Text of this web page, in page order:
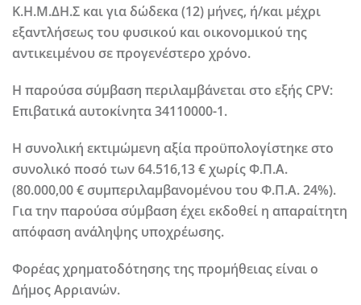
Κ.Η.Μ.ΔΗ.Σ και για δώδεκα (12) μήνες, ή/και μέχρι
εξαντλήσεως του φυσικού και οικονομικού της
αντικειμένου σε προγενέστερο χρόνο.
Η παρούσα σύμβαση περιλαμβάνεται στο εξής CPV:
Επιβατικά αυτοκίνητα 34110000-1.
Η συνολική εκτιμώμενη αξία προϋπολογίστηκε στο
συνολικό ποσό των 64.516,13 € χωρίς Φ.Π.Α.
(80.000,00 € συμπεριλαμβανομένου του Φ.Π.Α. 24%).
Για την παρούσα σύμβαση έχει εκδοθεί η απαραίτητη
απόφαση ανάληψης υποχρέωσης.
Φορέας χρηματοδότησης της προμήθειας είναι ο
Δήμος Αρριανών.